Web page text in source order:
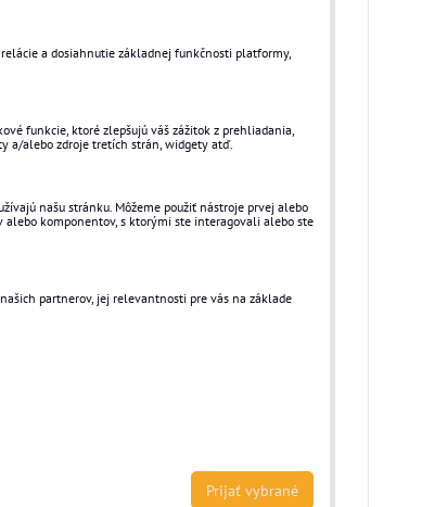
a dosiahnutie základnej funkčnosti platformy,
funkcie, ktoré zlepšujú váš zážitok z prehliadania,
a/alebo zdroje tretích strán, widgety atď.
našu stránku. Môžeme použiť nástroje prvej alebo
komponentov, s ktorými ste interagovali alebo ste
partnerov, jej relevantnosti pre vás na základe
Prijať vybrané